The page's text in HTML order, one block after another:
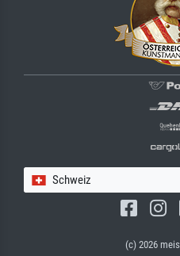
Schweiz
(c) 2026